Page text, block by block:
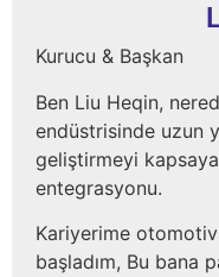
Kurucu & Başkan
Ben Liu Heqin,
endüstrisinde uzun
geliştirmeyi
entegrasyonu.
Kariyerime otomotiv
başladım, Bu bana